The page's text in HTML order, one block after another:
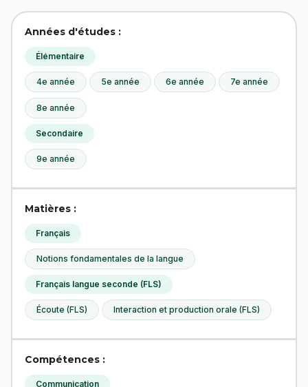
Années d'études :
Élémentaire
4e année 5e année 6e année 7e année
8e année
Secondaire
9e année
Matières :
Français
Notions fondamentales de la langue
Français langue seconde (FLS)
Écoute (FLS) Interaction et production orale (FLS)
Compétences :
Communication